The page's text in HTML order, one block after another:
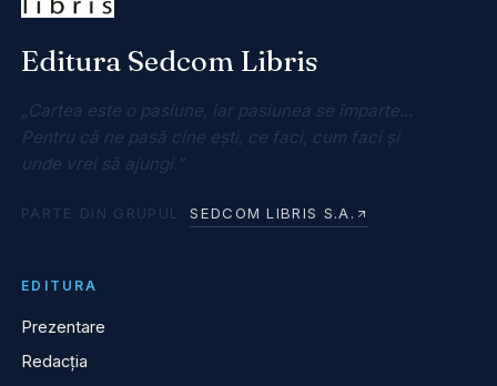
Editura Sedcom Libris
„Cartea este o pasiune, iar pasiunea se împarte...
Pentru că ne pasă cine ești, ce faci, cum faci și
unde vrei să ajungi.”
PARTE DIN GRUPUL SEDCOM LIBRIS S.A.
EDITURA
Prezentare
Redacția